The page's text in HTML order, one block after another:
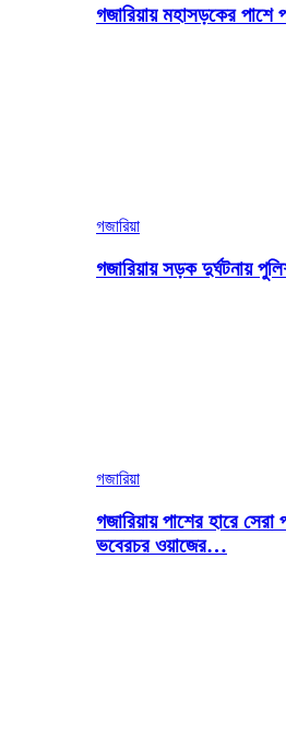
গজারিয়ায় মহাসড়কের
গজারিয়া
গজারিয়ায় সড়ক দুর্ঘটনায়
গজারিয়া
গজারিয়ায় পাশের হারে
ভবেরচর ওয়াজের…